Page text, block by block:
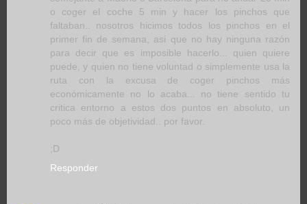
o coger el coche 5 min y hacer los pinchos que
faltaban.. nosotros hicimos todos los pinchos en el
primer fin de semana, asi que no hay ninguna razón
para decir que es imposible hacerlo... quien quiere
puede, y quien no tiene voluntad o simplemente usa la
ruta con la excusa de coger pinchos más
económicamente no lo acaba... no tiene sentido tu
critica entorno a estos dos puntos en absoluto, un
poco más de objetividad.. por favor.
;D
Responder